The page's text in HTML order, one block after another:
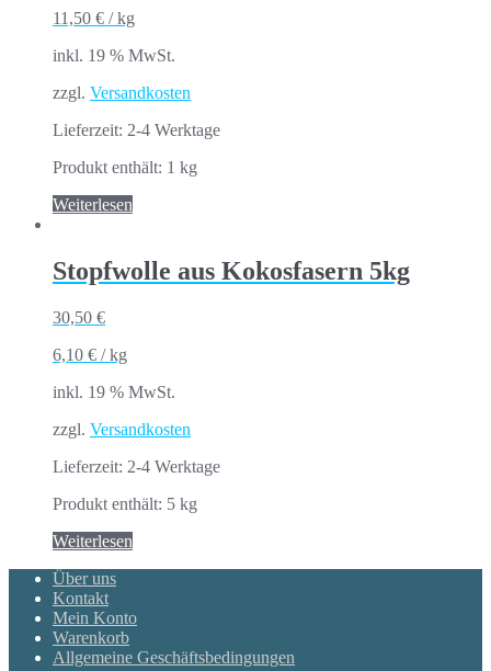
11,50 € /kg
inkl. 19 % MwSt.
zzgl. Versandkosten
Lieferzeit: 2-4 Werktage
Produkt enthält: 1 kg
Weiterlesen
Stopfwolle aus Kokosfasern 5kg
30,50 €
6,10 € /kg
inkl. 19 % MwSt.
zzgl. Versandkosten
Lieferzeit: 2-4 Werktage
Produkt enthält: 5 kg
Weiterlesen
Über uns
Kontakt
Mein Konto
Warenkorb
Allgemeine Geschäftsbedingungen